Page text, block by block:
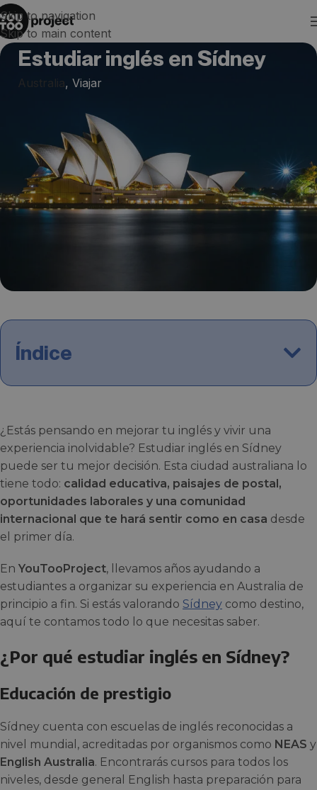
Skip to navigation
Skip to main content
Estudiar inglés en Sídney
Australia, Viajar
Índice
¿Estás pensando en mejorar tu inglés y vivir una
experiencia inolvidable? Estudiar inglés en Sídney
puede ser tu mejor decisión. Esta ciudad australiana lo
tiene todo: calidad educativa, paisajes de postal,
oportunidades laborales y una comunidad
internacional que te hará sentir como en casa desde
el primer día.
En YouTooProject, llevamos años ayudando a
estudiantes a organizar su experiencia en Australia de
principio a fin. Si estás valorando Sídney como destino,
aquí te contamos todo lo que necesitas saber.
¿Por qué estudiar inglés en Sídney?
Educación de prestigio
Sídney cuenta con escuelas de inglés reconocidas a
nivel mundial, acreditadas por organismos como NEAS y
English Australia. Encontrarás cursos para todos los
niveles, desde general English hasta preparación para